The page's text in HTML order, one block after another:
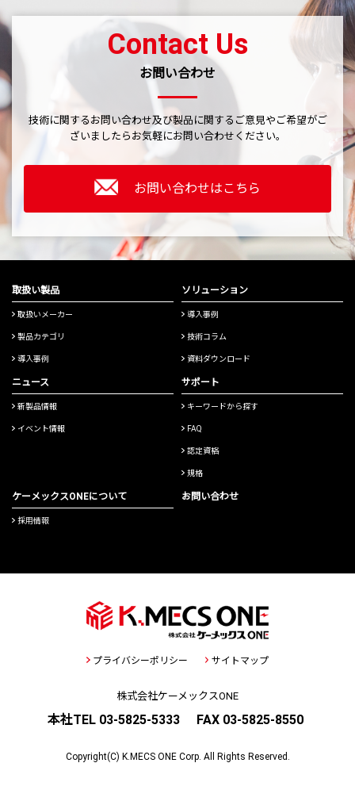
Contact Us
お問い合わせ
技術に関するお問い合わせ及び製品に関するご意見やご希望がご
ざいましたら お気軽にお問い合わせください。
お問い合わせはこちら
取扱い製品
取扱いメーカー
製品カテゴリ
導入事例
ソリューション
導入事例
技術コラム
資料ダウンロード
ニュース
新製品情報
イベント情報
サポート
キーワードから探す
FAQ
認定資格
規格
ケーメックスONEについて
採用情報
お問い合わせ
プライバシーポリシー サイトマップ
株式会社ケーメックスONE
本社TEL 03-5825-5333 FAX 03-5825-8550
Copyright(C) K.MECS ONE Corp. All Rights Reserved.